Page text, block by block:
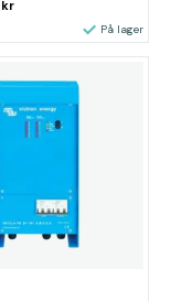
kr
På lager